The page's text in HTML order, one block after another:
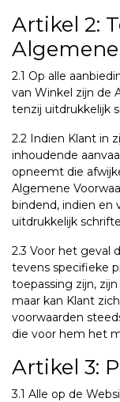
Artikel 2:
2.1 Op alle
van Winkel zijn de
tenzij uitdrukkelijk
2.2 Indien Klant in
inhoudende
opneemt die
Algemene
bindend, indien en
uitdrukkelijk
2.3 Voor het geval
tevens specifieke
toepassing zijn,
maar kan Klant
voorwaarden
die voor hem het
Artikel 3:
3.1 Alle op de